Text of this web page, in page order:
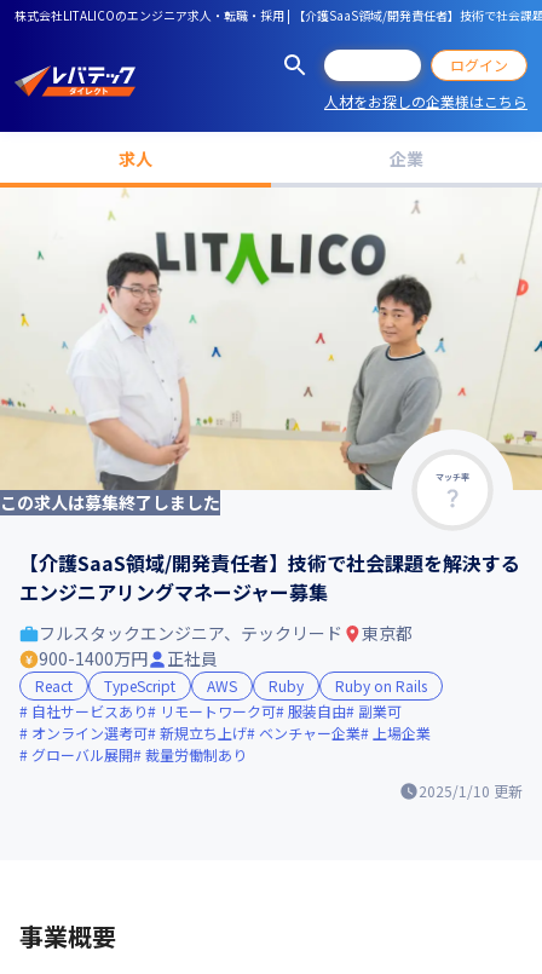
株式会社LITALICOのエンジニア求人・転職・採用 | 【介護SaaS領域/開発責任者】技術で社会
ログイン
人材をお探しの企業様はこちら
求人 企業
マッチ率
この求人は募集終了しました
【介護SaaS領域/開発責任者】技術で社会課題を解決する
エンジニアリングマネージャー募集
2025/1/10 更新
フルスタックエンジニア、テックリード
東京都
900-1400万円
正社員
React TypeScript AWS Ruby
Ruby on Rails
自社サービスあり
リモートワーク可 服装自由
副業可
オンライン選考可 新規立ち上げ ベンチャー企業
上場企業
グローバル展開
裁量労働制あり
事業概要